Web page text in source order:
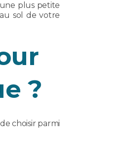
plus petite
sol de votre
?
choisir parmi